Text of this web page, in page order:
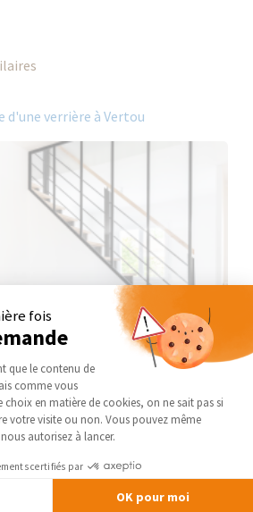
fois
du
que le contenu de
comme vous
choix en matière de cookies, on ne sait pas si
votre visite ou non. Vous pouvez même
autorisez à lancer.
certifiés par
OK pour moi
consent